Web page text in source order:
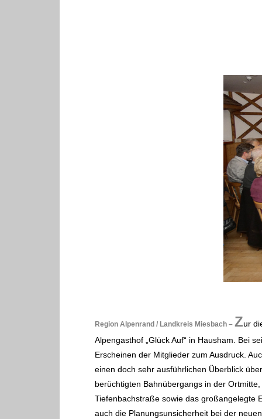
Region Alpenrand / Landkreis Miesbach – Zur
Alpengasthof „Glück Auf“ in Hausham. Bei
Erscheinen der Mitglieder zum Ausdruck.
einen doch sehr ausführlichen Überblick
berüchtigten Bahnübergangs in der
Tiefenbachstraße sowie das großangelegte
auch die Planungsunsicherheit bei der